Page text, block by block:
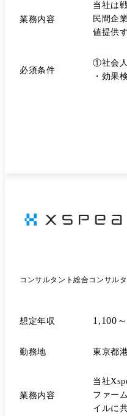
業務内容
当社は
民間企
値提供
ます。
ー:IoT
ション
官公庁
必須条件
①社会
・効果
コンサルタント総合コンサル
想定年収 1,100
勤務地 東京都
業務内容
当社
ファー
イルに